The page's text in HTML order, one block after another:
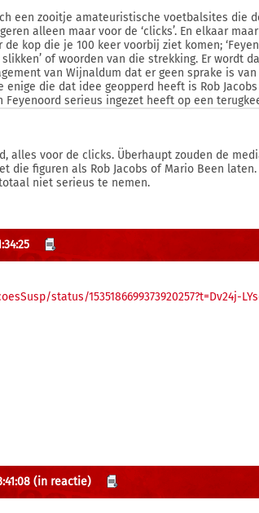
een zooitje amateuristische voetbalsites die
alleen maar voor de ‘clicks’. En elkaar
de kop die je 100 keer voorbij ziet komen;
of woorden van die strekking. Er wordt
van Wijnaldum dat er geen sprake is
enige die dat idee geopperd heeft is Rob
Feyenoord serieus ingezet heeft op een
alles voor de clicks. Überhaupt zouden de
die figuren als Rob Jacobs of Mario Been
niet serieus te nemen.
status/1535186699373920257?t=Dv24j-
(in reactie)